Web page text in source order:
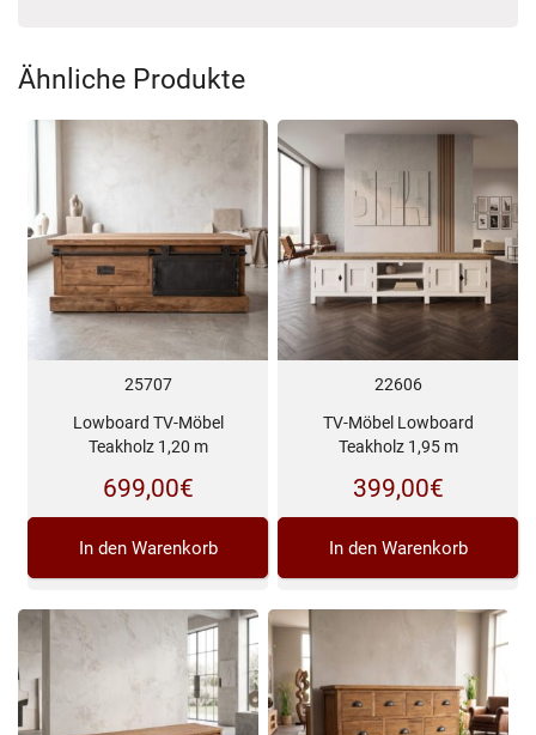
Ähnliche Produkte
25707
Lowboard TV-Möbel
Teakholz 1,20 m
699,00€
In den Warenkorb
22606
TV-Möbel Lowboard
Teakholz 1,95 m
399,00€
In den Warenkorb